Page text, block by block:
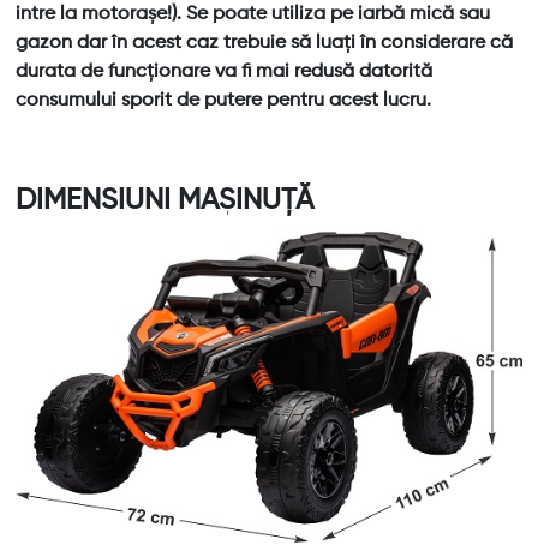
intre la motorașe!). Se poate utiliza pe iarbă mică sau
gazon dar în acest caz trebuie să luați în considerare că
durata de funcționare va fi mai redusă datorită
consumului sporit de putere pentru acest lucru.
DIMENSIUNI MAȘINUȚĂ